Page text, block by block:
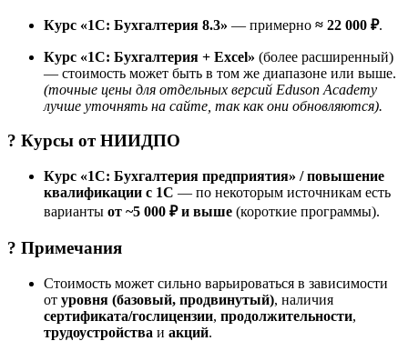
Курс «1С: Бухгалтерия 8.3» — примерно ≈ 22 000 ₽.
Курс «1С: Бухгалтерия + Excel» (более расширенный)
— стоимость может быть в том же диапазоне или выше.
(точные цены для отдельных версий Eduson Academy
лучше уточнять на сайте, так как они обновляются).
? Курсы отНИИДПО
Курс «1С: Бухгалтерия предприятия» / повышение
квалификации с 1С — по некоторым источникам есть
варианты от ~5 000 ₽ и выше (короткие программы).
? Примечания
Стоимость может сильно варьироваться в зависимости
от уровня (базовый, продвинутый), наличия
сертификата/гослицензии, продолжительности,
трудоустройства и акций.